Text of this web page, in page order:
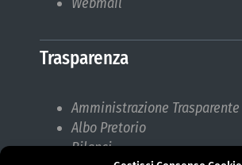
Trasparenza
Amministrazione Trasparente
Albo Pretorio
Bilanci